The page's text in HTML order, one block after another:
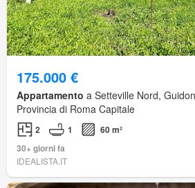
175.000 €
Appartamento a Setteville Nord,
Provincia di Roma Capitale
2 1
60 m²
30+ giorni fa
IDEALISTA.IT